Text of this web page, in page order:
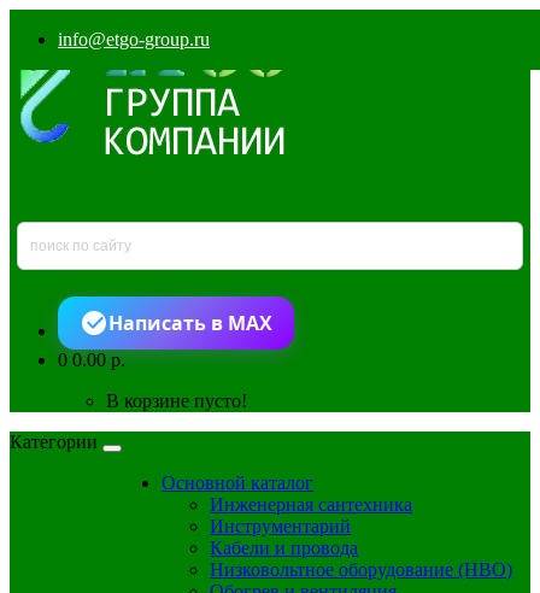
info@etgo-group.ru
Написать в MAX
00.00 р.
В корзине пусто!
Категории
Основной каталог
Инженерная сантехника
Инструментарий
Кабели и провода
Низковольтное оборудование (НВО)